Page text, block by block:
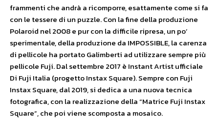
frammenti che andrà a ricomporre, esattamente come si fa
con le tessere di un puzzle. Con la fine della produzione
Polaroid nel 2008 e pur con la difficile ripresa, un po’
sperimentale, della produzione da IMPOSSIBLE, la carenza
di pellicole ha portato Galimberti ad utilizzare sempre più
pellicole Fuji. Dal settembre 2017 è Instant Artist ufficiale
Di Fuji Italia (progetto Instax Square). Sempre con Fuji
Instax Square, dal 2019, si dedica a una nuova tecnica
fotografica, con la realizzazione della “Matrice Fuji Instax
Square”, che poi viene scomposta a mosaico.